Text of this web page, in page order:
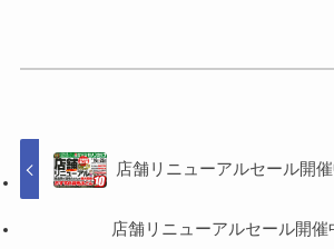
店舗リニューアルセール開催
店舗リニューアルセール開催